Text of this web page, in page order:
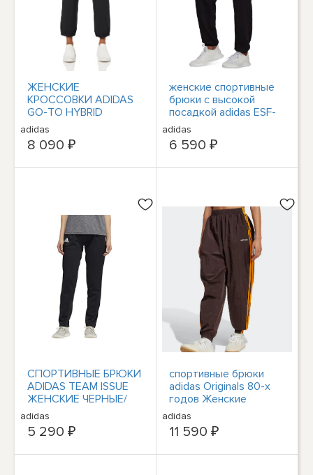
ЖЕНСКИЕ
КРОССОВКИ ADIDAS
GO-TO HYBRID
JOGGER - РАЗМЕР:
ЖЕНСКИЙ S - ЧЕРНЫЙ
adidas
8 090 ₽
женские спортивные
брюки с высокой
посадкой adidas ESF-
12153 Multi Sport,
Черный/белый, XS
adidas
6 590 ₽
СПОРТИВНЫЕ БРЮКИ
ADIDAS TEAM ISSUE
ЖЕНСКИЕ ЧЕРНЫЕ/
БЕЛЫЕ РАЗМЕР XS
adidas
5 290 ₽
спортивные брюки
adidas Originals 80-х
годов Женские
повседневные брюки
Спортивные AsiaFit
NWT JC6147
adidas
11 590 ₽